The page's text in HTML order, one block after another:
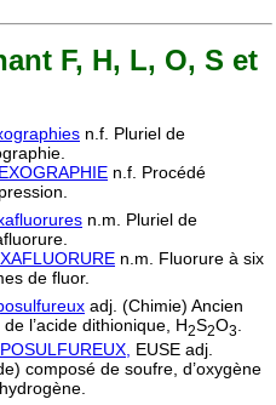
F, H, L, O, S et
n.f. Pluriel de
n.f. Procédé
n.m. Pluriel de
n.m. Fluorure à six
de fluor.
adj. (Chimie) Ancien
de l’acide dithionique, H2S2O3
EUSE adj.
composé de soufre, d’oxygène